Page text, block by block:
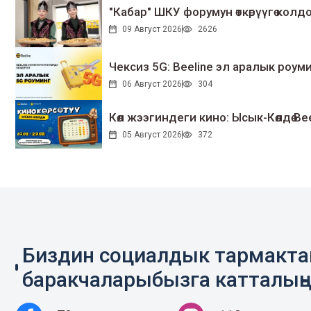
"Кабар" ШКУ форумун өткөрүүгө
09 Август 2026 2626
Чексиз 5G: Beeline эл аралык
06 Август 2026 304
Көл жээгиндеги кино: Ысык-Көлдө
05 Август 2026 372
Биздин социалдык
баракчаларыбызга